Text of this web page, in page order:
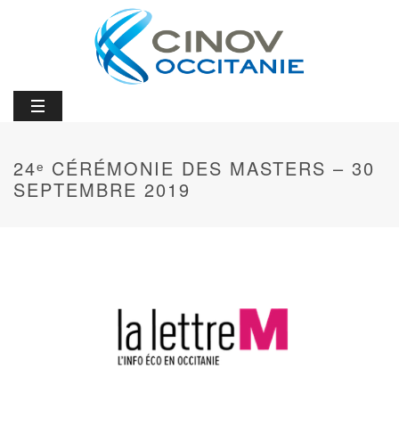
24ᵉ CÉRÉMONIE DES MASTERS – 30
SEPTEMBRE 2019